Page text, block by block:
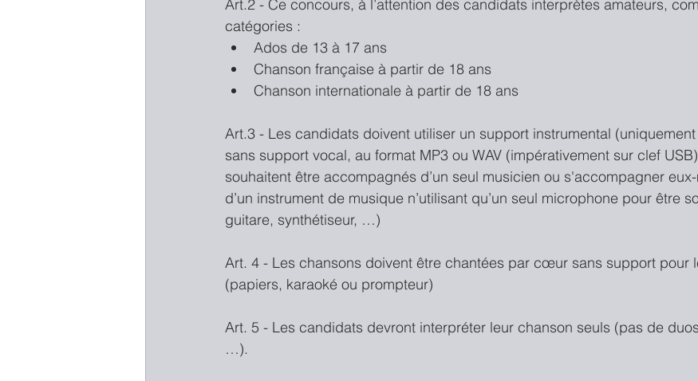
Art.2 - Ce concours, à l’attention des candidats interprètes amateurs,
catégories :
Ados de 13 à 17 ans
Chanson française à partir de 18 ans
Chanson internationale à partir de 18 ans
Art.3 - Les candidats doivent utiliser un support instrumental
sans support vocal, au format MP3 ou WAV (impérativement sur clef
souhaitent être accompagnés d’un seul musicien ou s'accompagner
d’un instrument de musique n’utilisant qu’un seul microphone pour être
guitare, synthétiseur, …)
Art. 4 - Les chansons doivent être chantées par cœur sans support pour
(papiers, karaoké ou prompteur)
Art. 5 - Les candidats devront interpréter leur chanson seuls (pas de
…).